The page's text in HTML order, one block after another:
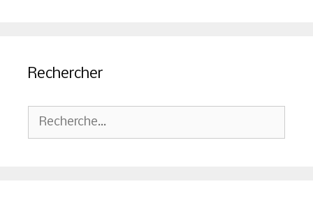
Rechercher
Rechercher :